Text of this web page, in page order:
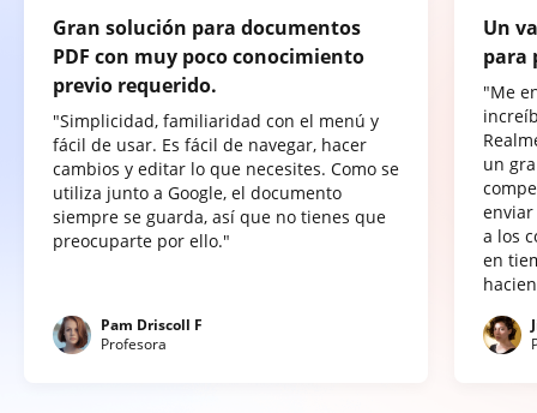
Gran solución para documentos
PDF con muy poco conocimiento
previo requerido.
"Simplicidad, familiaridad con el menú y
fácil de usar. Es fácil de navegar, hacer
cambios y editar lo que necesites. Como se
utiliza junto a Google, el documento
siempre se guarda, así que no tienes que
preocuparte por ello."
Pam Driscoll F
Profesora
Un
para
"Me
un
a los
en